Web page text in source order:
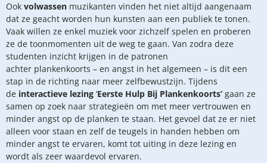
Ook volwassen muzikanten vinden het niet altijd aangenaam
dat ze geacht worden hun kunsten aan een publiek te tonen.
Vaak willen ze enkel muziek voor zichzelf spelen en proberen
ze de toonmomenten uit de weg te gaan. Van zodra deze
studenten inzicht krijgen in de patronen
achter plankenkoorts – en angst in het algemeen – is dit een
stap in de richting naar meer zelfbewustzijn. Tijdens
de interactieve lezing ‘Eerste Hulp Bij Plankenkoorts’ gaan ze
samen op zoek naar strategieën om met meer vertrouwen en
minder angst op de planken te staan. Het gevoel dat ze er niet
alleen voor staan en zelf de teugels in handen hebben om
minder angst te ervaren, komt tot uiting in deze lezing en
wordt als zeer waardevol ervaren.